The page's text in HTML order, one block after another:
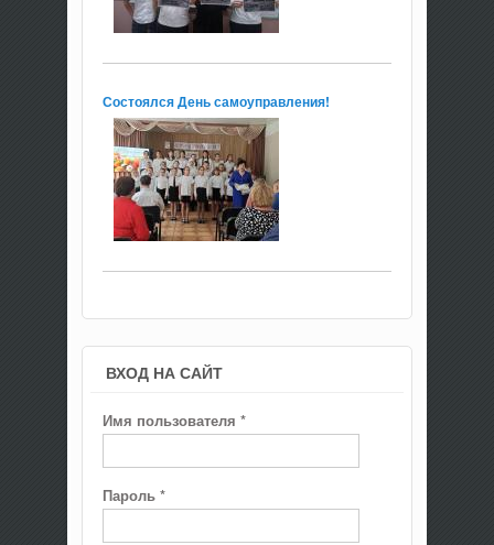
Состоялся День самоуправления!
ВХОД НА САЙТ
Имя пользователя *
Пароль *